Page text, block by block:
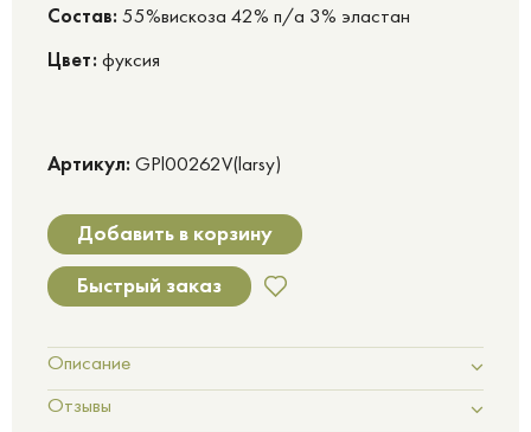
Cостав: 55%вискоза 42% п/а 3% эластан
Цвет: фуксия
Артикул: GPl00262V(larsy)
Добавить в корзину
Быстрый заказ
Описание
Отзывы